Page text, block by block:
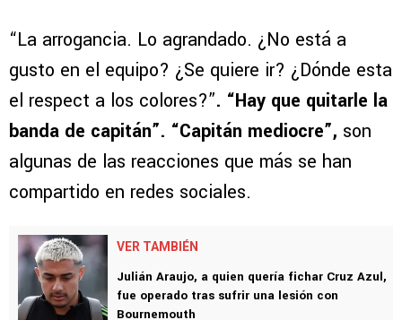
Afición de Chivas señala a Luis Romo
“La arrogancia. Lo agrandado. ¿No está a
gusto en el equipo? ¿Se quiere ir? ¿Dónde esta
el respect a los colores?”. “Hay que quitarle la
algunas de las reacciones que más se han
compartido en redes sociales.